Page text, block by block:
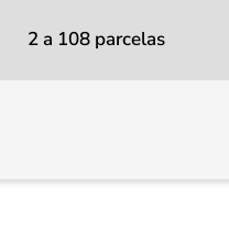
2 a 108 parcelas